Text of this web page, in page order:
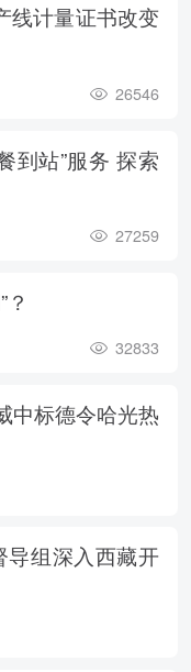
线计量证书改变
26546
到站”服务 探索
27259
32833
中标德令哈光热
导组深入西藏开